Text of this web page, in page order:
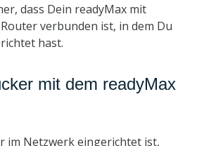
dass Dein readyMax mit
verbunden ist, in dem Du
hast.
mit dem readyMax
im Netzwerk eingerichtet ist,